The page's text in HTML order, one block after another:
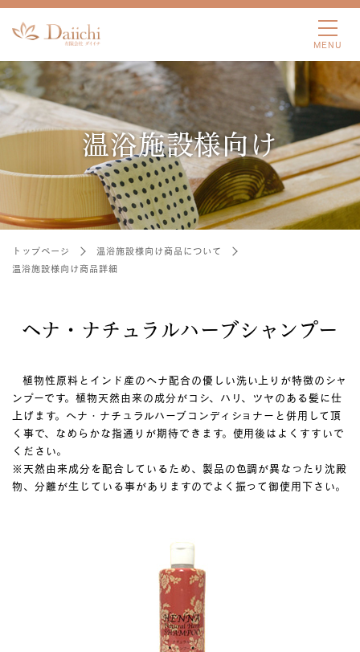
温浴施設様向け
トップページ
温浴施設様向け商品について
温浴施設様向け商品詳細
ヘナ・ナチュラルハーブシャンプー
植物性原料とインド産のヘナ配合の優しい洗い上りが特徴のシャ
ンプーです。植物天然由来の成分がコシ、ハリ、ツヤのある髪に仕
上げます。ヘナ・ナチュラルハーブコンディショナーと併用して頂
く事で、なめらかな指通りが期待できます。使用後はよくすすいで
ください。
※天然由来成分を配合しているため、製品の色調が異なったり沈殿
物、分離が生じている事がありますのでよく振って御使用下さい。